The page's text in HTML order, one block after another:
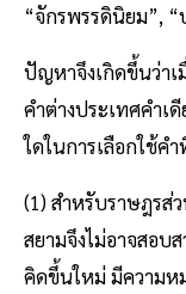
“จักรพรรดินิยม”,
ปัญหาจึงเกิดขึ้นว่า
คำต่างประเทศคำ
ใดในการเลือกใช้ค
(1) สำหรับราษฎรส่
สยามจึงไม่อาจสอบ
คิดขึ้นใหม่ มีความห